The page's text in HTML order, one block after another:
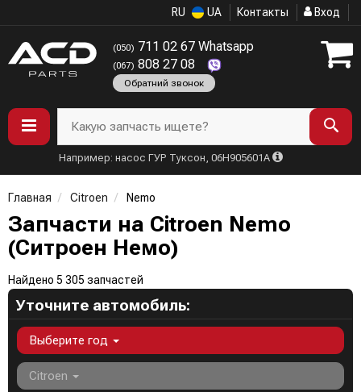
RU UA Контакты Вход
(050) 711 02 67 Whatsapp
(067) 808 27 08
Обратний звонок
Какую запчасть ищете?
Например: насос ГУР Туксон, 06H905601A
Главная Citroen Nemo
Запчасти на Citroen Nemo
(Ситроен Немо)
Найдено 5 305 запчастей
Уточните автомобиль:
Выберите год
Citroen